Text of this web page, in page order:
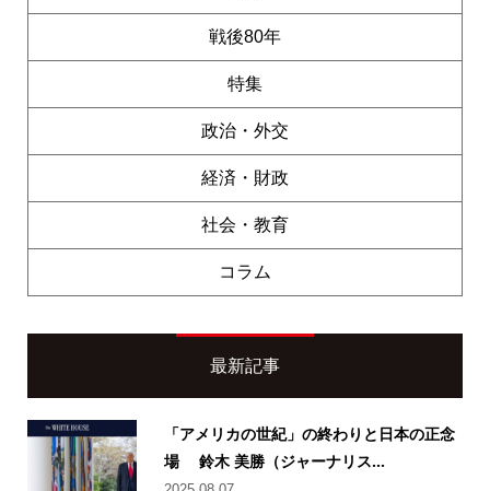
戦後80年
特集
政治・外交
経済・財政
社会・教育
コラム
最新記事
「アメリカの世紀」の終わりと日本の正念
場 鈴木 美勝（ジャーナリス...